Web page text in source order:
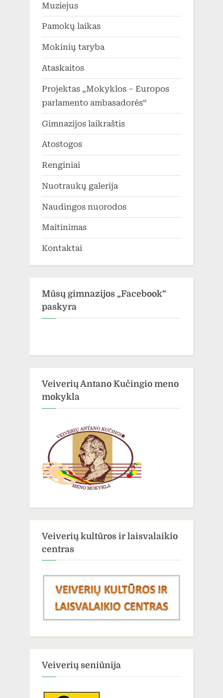
Muziejus
Pamokų laikas
Mokinių taryba
Ataskaitos
Projektas „Mokyklos – Europos
parlamento ambasadorės“
Gimnazijos laikraštis
Atostogos
Renginiai
Nuotraukų galerija
Naudingos nuorodos
Maitinimas
Kontaktai
Mūsų gimnazijos „Facebook“
paskyra
Veiverių Antano Kučingio meno
mokykla
Veiverių kultūros ir laisvalaikio
centras
Veiverių seniūnija